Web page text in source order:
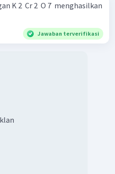
K 2 ​ Cr 2 ​ O 7 ​ menghasilkan
Jawaban terverifikasi